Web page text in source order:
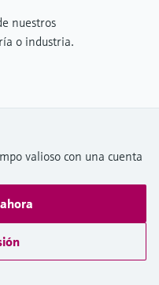
nuestros
o industria.
valioso con una cuenta